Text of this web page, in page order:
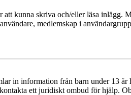
att kunna skriva och/eller läsa
medlemskap i
in information från barn under 13
ett juridiskt ombud för hjälp.